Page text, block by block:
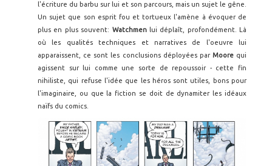
l'écriture du barbu sur lui et son parcours, mais un sujet le gêne.
Un sujet que son esprit fou et tortueux l'amène à évoquer de
plus en plus souvent: Watchmenlui déplaît, profondément. Là
où les qualités techniques et narratives de l'oeuvre lui
apparaissent, ce sont les conclusions déployées par Moorequi
agissent sur lui comme une sorte de repoussoir - cette fin
nihiliste, qui refuse l'idée que les héros sont utiles, bons pour
l'imaginaire, ou que la fiction se doit de dynamiter les idéaux
naïfs du comics.